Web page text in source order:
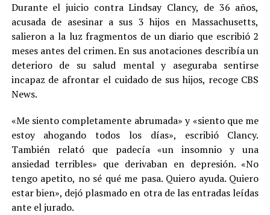
Durante el juicio contra Lindsay Clancy, de 36 años,
acusada de asesinar a sus 3 hijos en Massachusetts,
salieron a la luz fragmentos de un diario que escribió 2
meses antes del crimen. En sus anotaciones describía un
deterioro de su salud mental y aseguraba sentirse
incapaz de afrontar el cuidado de sus hijos, recoge CBS
News.
«Me siento completamente abrumada» y «siento que me
estoy ahogando todos los días», escribió Clancy.
También relató que padecía «un insomnio y una
ansiedad terribles» que derivaban en depresión. «No
tengo apetito, no sé qué me pasa. Quiero ayuda. Quiero
estar bien», dejó plasmado en otra de las entradas leídas
ante el jurado.